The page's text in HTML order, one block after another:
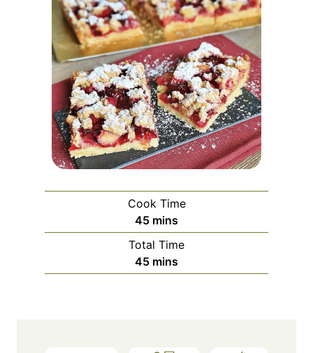
Cook Time
45m
i
n
u
mins
Total Time
45m
i
mins